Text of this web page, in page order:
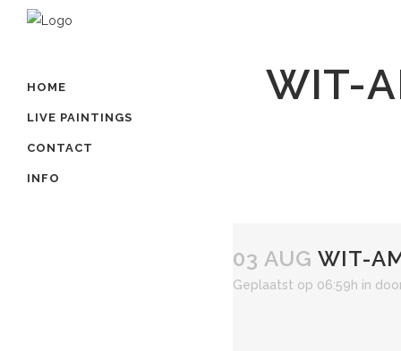
HOME
LIVE PAINTINGS
CONTACT
INFO
WIT-
03 AUG WIT-
Geplaatst op 06:59h in